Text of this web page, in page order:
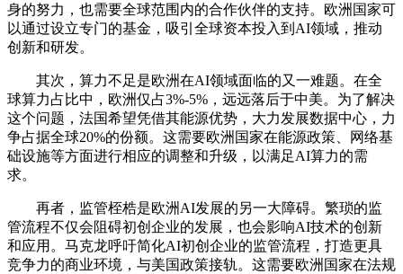
身的努力，也需要全球范围内的合作伙伴的支持。欧洲国家可
以通过设立专门的基金，吸引全球资本投入到AI领域，推动
创新和研发。
其次，算力不足是欧洲在AI领域面临的又一难题。在全
球算力占比中，欧洲仅占3%-5%，远远落后于中美。为了解决
这个问题，法国希望凭借其能源优势，大力发展数据中心，力
争占据全球20%的份额。这需要欧洲国家在能源政策、网络基
础设施等方面进行相应的调整和升级，以满足AI算力的需
求。
再者，监管桎梏是欧洲AI发展的另一大障碍。繁琐的监
管流程不仅会阻碍初创企业的发展，也会影响AI技术的创新
和应用。马克龙呼吁简化AI初创企业的监管流程，打造更具
竞争力的商业环境，与美国政策接轨。这需要欧洲国家在法规